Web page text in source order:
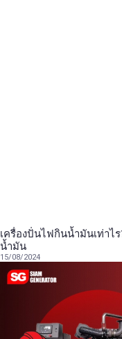
เครื่องปั่นไฟกินน้ำมันเท่าไ
น้ำมัน
15/08/2024